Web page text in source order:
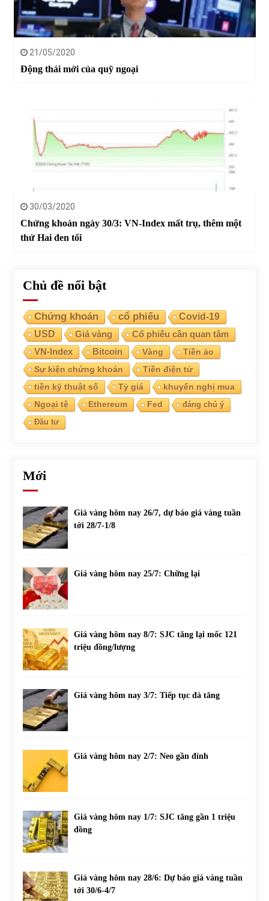
21/05/2020
Động thái mới của quỹ ngoại
30/03/2020
Chứng khoán ngày 30/3: VN-Index mất trụ, thêm một
thứ Hai đen tối
Chủ đề nổi bật
Chứng khoán cổ phiếu
Covid-19
USD
Giá vàng Cổ phiếu cần quan tâm
VN-Index Bitcoin Vàng
Tiền ảo
Sự kiện chứng khoán
Tiền điện tử
tiền kỹ thuật số
Tỷ giá
khuyến nghị mua
Ngoại tệ
Ethereum Fed
đáng chú ý
Đầu tư
Mới
Giá vàng hôm nay 26/7, dự báo giá vàng tuần
tới 28/7-1/8
Giá vàng hôm nay 25/7: Chững lại
Giá vàng hôm nay 8/7: SJC tăng lại mốc 121
triệu đồng/lượng
Giá vàng hôm nay 3/7: Tiếp tục đà tăng
Giá vàng hôm nay 2/7: Neo gần đỉnh
Giá vàng hôm nay 1/7: SJC tăng gần 1 triệu
đồng
Giá vàng hôm nay 28/6: Dự báo giá vàng tuần
tới 30/6-4/7